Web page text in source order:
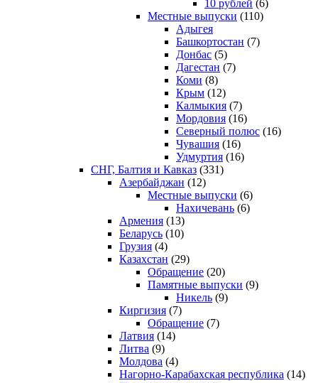
10 рублей (6)
Местные выпуски (110)
Адыгея
Башкортостан (7)
Донбас (5)
Дагестан (7)
Коми (8)
Крым (12)
Калмыкия (7)
Мордовия (16)
Северный полюс (16)
Чувашия (16)
Удмуртия (16)
СНГ, Балтия и Кавказ (331)
Азербайджан (12)
Местные выпуски (6)
Нахичевань (6)
Армения (13)
Беларусь (10)
Грузия (4)
Казахстан (29)
Обращение (20)
Памятные выпуски (9)
Никель (9)
Киргизия (7)
Обращение (7)
Латвия (14)
Литва (9)
Молдова (4)
Нагорно-Карабахская республика (14)